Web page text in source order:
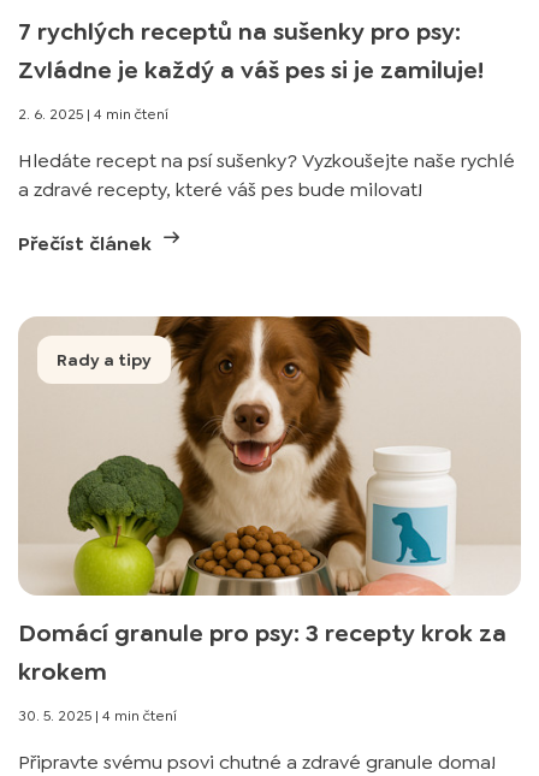
7 rychlých receptů na sušenky pro psy:
Zvládne je každý a váš pes si je zamiluje!
2. 6. 2025 | 4 min čtení
Hledáte recept na psí sušenky? Vyzkoušejte naše rychlé
a zdravé recepty, které váš pes bude milovat!
Přečíst článek
Rady a tipy
Domácí granule pro psy: 3 recepty krok za
krokem
30. 5. 2025 | 4 min čtení
Připravte svému psovi chutné a zdravé granule doma!